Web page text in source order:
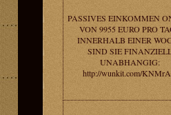
PASSIVES EINKOMMEN
VON 9955 EURO PRO
INNERHALB EINER
SIND SIE
UNABHANGIG:
http://wunkit.com/